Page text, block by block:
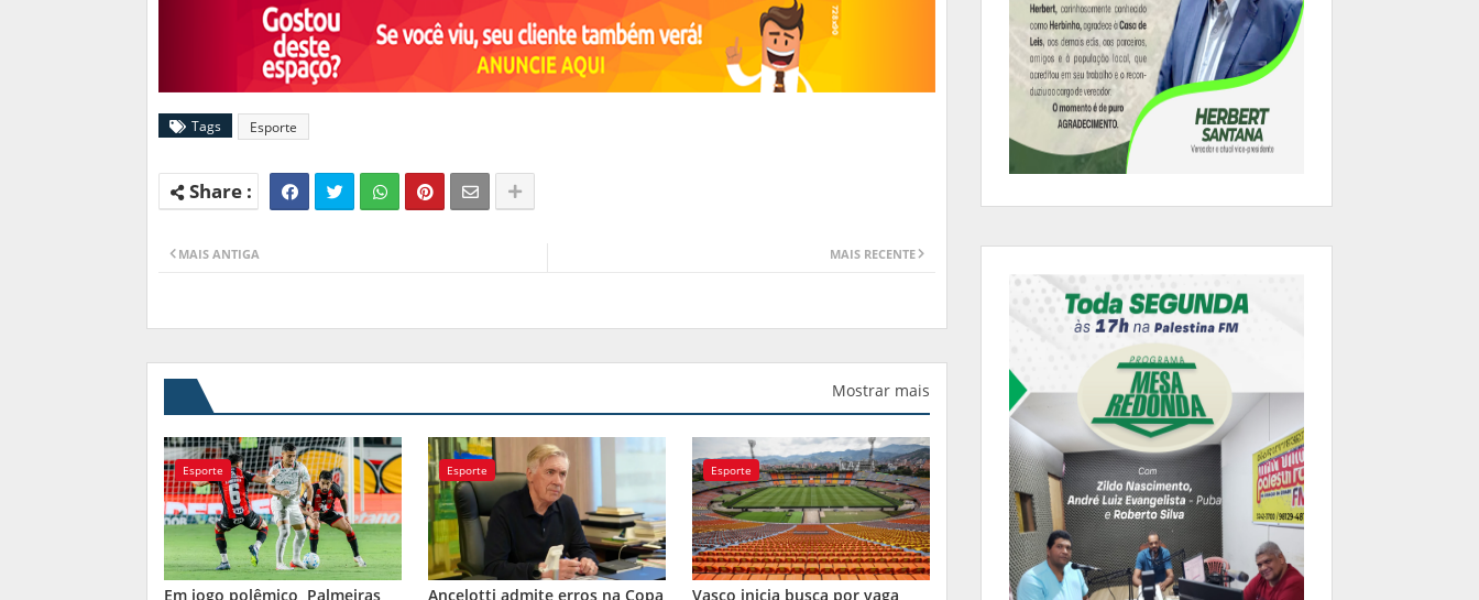
Tags Esporte
MAIS RECENTE
MAIS ANTIGA
Mostrar mais
Esporte
Em jogo polêmico, Palmeiras
Esporte
Ancelotti admite erros na Copa
Esporte
Vasco inicia busca por vaga